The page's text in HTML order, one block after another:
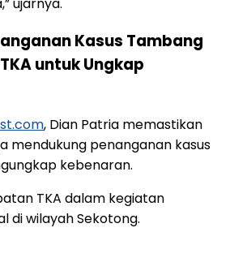
Kasus Tambang
untuk Ungkap
, Dian Patria memastikan
mendukung penanganan kasus
kebenaran.
TKA dalam kegiatan
di wilayah Sekotong.